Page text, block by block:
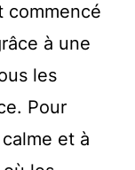
commencé
à une
les
Pour
calme et à